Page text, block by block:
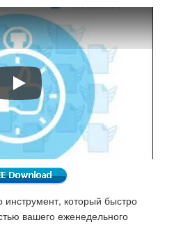
Total CSV Converter
который быстро
вашего еженедельного